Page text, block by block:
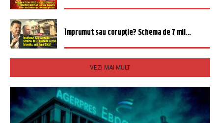
Împrumut sau corupție? Schema de 7 mil...
VEZI MAI MULT